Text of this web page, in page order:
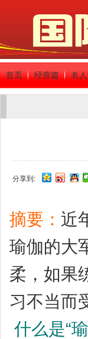
首页 经营篇 名
分享到:
摘要： 近
瑜伽的大
柔，如果
习不当而
什么是“